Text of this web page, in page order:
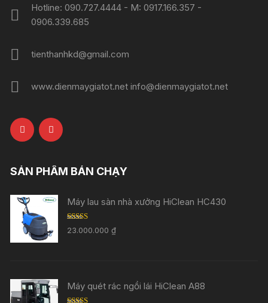
Hotline: 090.727.4444 - M: 0917.166.357 -
0906.339.685
tienthanhkd@gmail.com
www.dienmaygiatot.net info@dienmaygiatot.net
SẢN PHẨM BÁN CHẠY
Máy lau sàn nhà xưởng HiClean HC430
Rated5.00
out of 5
23.000.000₫
Máy quét rác ngồi lái HiClean A88